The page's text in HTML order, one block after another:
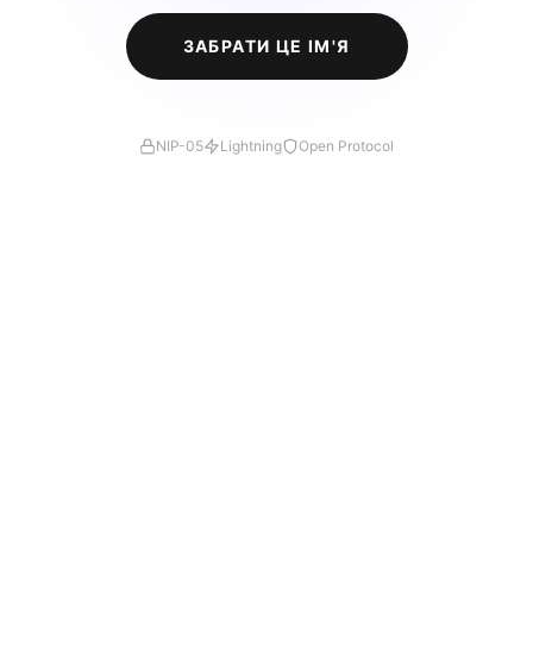
ЗАБРАТИ ЦЕ ІМ'Я
NIP-05 Lightning Open Protocol